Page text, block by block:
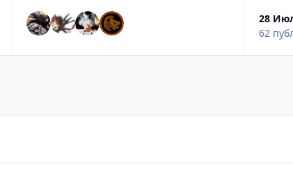
28
62